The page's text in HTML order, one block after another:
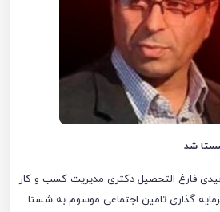
شد
فارغ التحصیل دکتری مدیریت کسب و کار
گذاری تامین اجتماعی موسوم به شستا